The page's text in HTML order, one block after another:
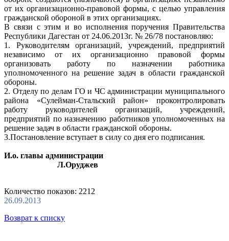
от их организационно-правовой формы, с целью управления
гражданской обороной в этих организациях.
В связи с этим и во исполнения поручения Правительства
Республики Дагестан от 24.06.2013г. № 26/78 постановляю:
1. Руководителям организаций, учреждений, предприятий
независимо от их организационно правовой формы
организовать работу по назначении работника
уполномоченного на решение задач в области гражданской
обороны.
2. Отделу по делам ГО и ЧС администрации муниципального
района «Сулейман-Стальский район» проконтролировать
работу руководителей организаций, учреждений,
предприятий по назначению работников уполномоченных на
решение задач в области гражданской обороны.
3.Постановление вступает в силу со дня его подписания.
И.о. главы администрации
Л.Оруджев
Количество показов: 2212
26.09.2013
Возврат к списку